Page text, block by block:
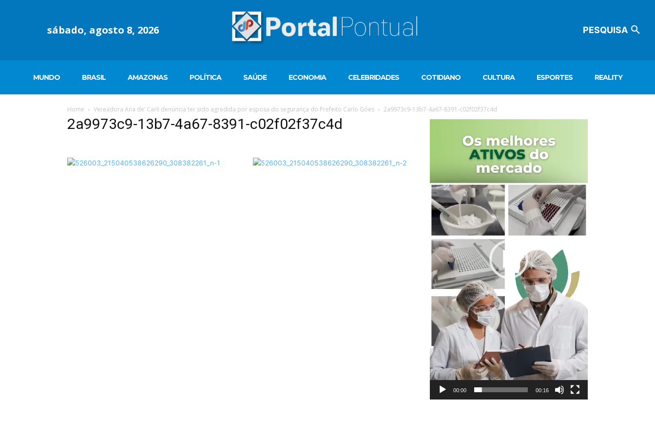
sábado, agosto 8, 2026 PESQUISA
MUNDO BRASIL AMAZONAS POLÍTICA SAÚDE ECONOMIA CELEBRIDADES COTIDIANO CULTURA ESPORTES REALITY
Home Vereadora Ana de’ Carli denúncia ter sido agredida por esposa do segurança do Prefeito Carlo Góes 2a9973c9-13b7-4a67-8391-c02f02f37c4d
2a9973c9-13b7-4a67-8391-c02f02f37c4d
00:00 00:16